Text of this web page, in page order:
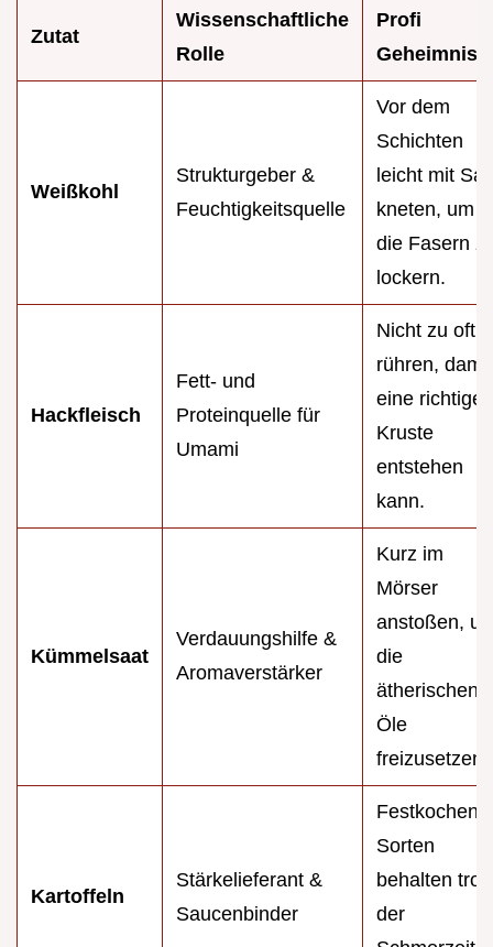
Zutat
Wissenschaftliche
Rolle
Profi
Geheimnis
Weißkohl
Strukturgeber &
Feuchtigkeitsquelle
Vor dem
Schichten
leicht mit
kneten, um
die Fasern
lockern.
Hackfleisch
Fett- und
Proteinquelle für
Umami
Nicht zu oft
rühren, damit
eine richtige
Kruste
entstehen
kann.
Kümmelsaat
Verdauungshilfe &
Aromaverstärker
Kurz im
Mörser
anstoßen,
die
ätherischen
Öle
freizusetzen.
Kartoffeln
Stärkelieferant &
Saucenbinder
Sorten
behalten
der